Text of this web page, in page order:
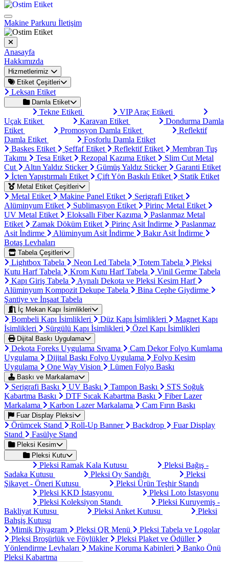
Makine Parkuru İletişim
Anasayfa
Hakkımızda
Hizmetlerimiz
Etiket Çeşitleri
Leksan Etiket
Damla Etiket
Tekne Etiketi
VIP Araç Etiketi
Uçak Etiket
Karavan Etiket
Dondurma Damla
Etiket
Promosyon Damla Etiket
Reflektif
Damla Etiket
Fosforlu Damla Etiket
Baskes Etiket
Şeffaf Etiket Reflektif Etiket
Membran Tuş
Takımı
Tesa Etiket Rezopal Kazıma Etiket
Slim Cut Metal
Cut
Altın Yaldız Sticker Gümüş Yaldız Sticker
Garanti Etiket
İçten Yapıştırmalı Etiket
Çift Yön Baskılı Etiket Statik Etiket
Metal Etiket Çeşitleri
Metal Etiket Makine Panel Etiket
Serigrafi Etiket
Alüminyum Etiket
Sublimasyon Etiket
Pirinç Metal Etiket
UV Metal Etiket
Eloksallı Fiber Kazıma
Paslanmaz Metal
Etiket
Zamak Döküm Etiket Pirinç Asit İndirme
Paslanmaz
Asit İndirme
Alüminyum Asit İndirme
Bakır Asit İndirme
Botaş Levhaları
Tabela Çeşitleri
Lightbox Tabela Neon Led Tabela Totem Tabela
Pleksi
Kutu Harf Tabela
Krom Kutu Harf Tabela
Vinil Germe Tabela
Kapı Giriş Tabela
Aynalı Dekota ve Pleksi Kesim Harf
Alüminyum Kompozit Dekupe Tabela
Bina Cephe Giydirme
Şantiye ve İnşaat Tabela
İç Mekan Kapı İsimlikleri
Bombeli Kapı İsimlikleri Düz Kapı İsimlikleri
Magnet Kapı
İsimlikleri
Sürgülü Kapı İsimlikleri Özel Kapı İsimlikleri
Dijital Baskı Uygulama
Dekota Foreks Uygulama Sıvama
Cam Dekor Folyo Kumlama
Uygulama
Dijital Baskı Folyo Uygulama
Folyo Kesim
Uygulama
One Way Vision Lümen Folyo Baskı
Baskı ve Markalama
Serigrafi Baskı UV Baskı Tampon Baskı
STS Soğuk
Kabartma Baskı
DTF Sıcak Kabartma Baskı
Fiber Lazer
Markalama
Karbon Lazer Markalama Cam Fırın Baskı
Fuar Display Pleksi
Örümcek Stand Roll-Up Banner Backdrop
Fuar Display
Stand
Fasülye Stand
Pleksi Kesim
Pleksi Kutu
Pleksi Ramak Kala Kutusu
Pleksi Bağış -
Sadaka Kutusu
Pleksi Oy Sandığı
Pleksi
Şikayet - Öneri Kutusu
Pleksi Ürün Teşhir Standı
Pleksi KKD İstasyonu
Pleksi Loto İstasyonu
Pleksi Koleksiyon Standı
Pleksi Kuruyemiş -
Bakliyat Kutusu
Pleksi Anket Kutusu
Pleksi
Bahşiş Kutusu
Mimik Diyagram
Pleksi QR Menü
Pleksi Tabela ve Logolar
Pleksi Broşürlük ve Föylükler
Pleksi Plaket ve Ödüller
Yönlendirme Levhaları
Makine Koruma Kabinleri
Banko Önü
Pleksi Kabartma